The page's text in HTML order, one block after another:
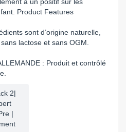
a un positif sur les
Product Features
sont d’origine naturelle,
lactose et sans OGM.
: Produit et contrôlé
2|
|